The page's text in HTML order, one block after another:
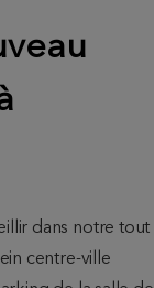
dans notre tout
centre-ville